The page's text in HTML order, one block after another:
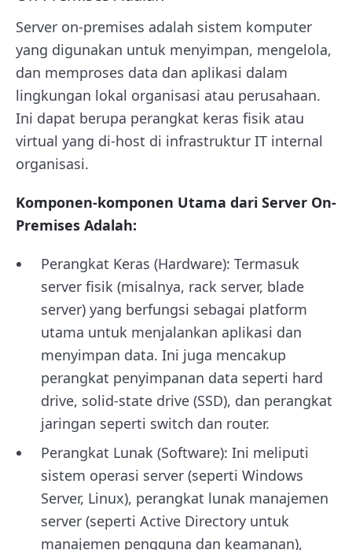
Server on-premises adalah sistem komputer
yang digunakan untuk menyimpan, mengelola,
dan memproses data dan aplikasi dalam
lingkungan lokal organisasi atau perusahaan.
Ini dapat berupa perangkat keras fisik atau
virtual yang di-host di infrastruktur IT internal
organisasi.
Komponen-komponen Utama dari Server On-
Premises Adalah:
Perangkat Keras (Hardware): Termasuk
server fisik (misalnya, rack server, blade
server) yang berfungsi sebagai platform
utama untuk menjalankan aplikasi dan
menyimpan data. Ini juga mencakup
perangkat penyimpanan data seperti hard
drive, solid-state drive (SSD), dan perangkat
jaringan seperti switch dan router.
Perangkat Lunak (Software): Ini meliputi
sistem operasi server (seperti Windows
Server, Linux), perangkat lunak manajemen
server (seperti Active Directory untuk
manajemen pengguna dan keamanan),